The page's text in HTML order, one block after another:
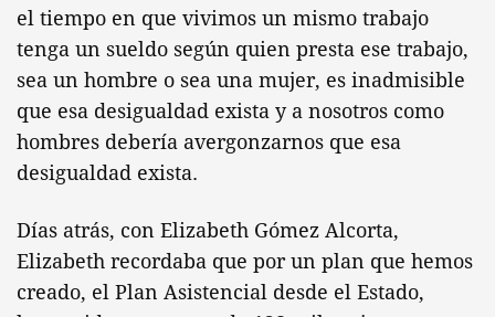
el tiempo en que vivimos un mismo trabajo
tenga un sueldo según quien presta ese trabajo,
sea un hombre o sea una mujer, es inadmisible
que esa desigualdad exista y a nosotros como
hombres debería avergonzarnos que esa
desigualdad exista.
Días atrás, con Elizabeth Gómez Alcorta,
Elizabeth recordaba que por un plan que hemos
creado, el Plan Asistencial desde el Estado,